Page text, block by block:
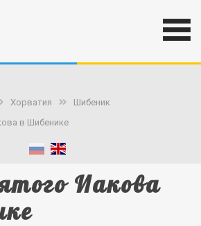
Хорватия
Шибеник
в Шибенике
Иакова